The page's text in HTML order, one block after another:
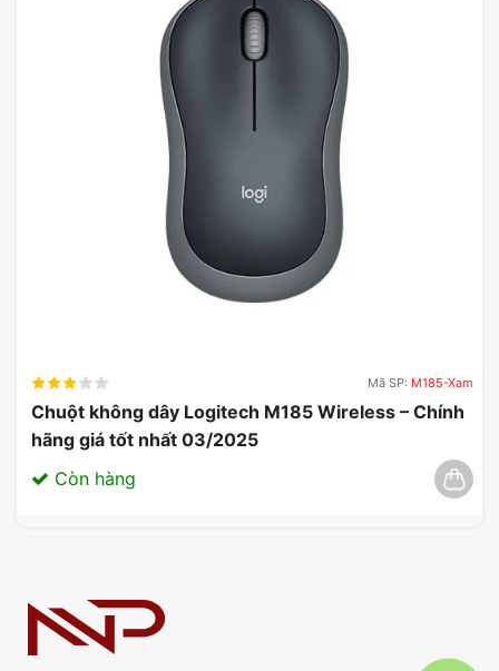
Mã SP: M185-Xam
Chuột không dây Logitech M185 Wireless – Chính
hãng giá tốt nhất 03/2025
Còn hàng